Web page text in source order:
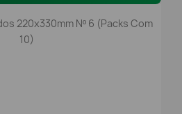
220x330mm Nº 6 (packs Com
10)